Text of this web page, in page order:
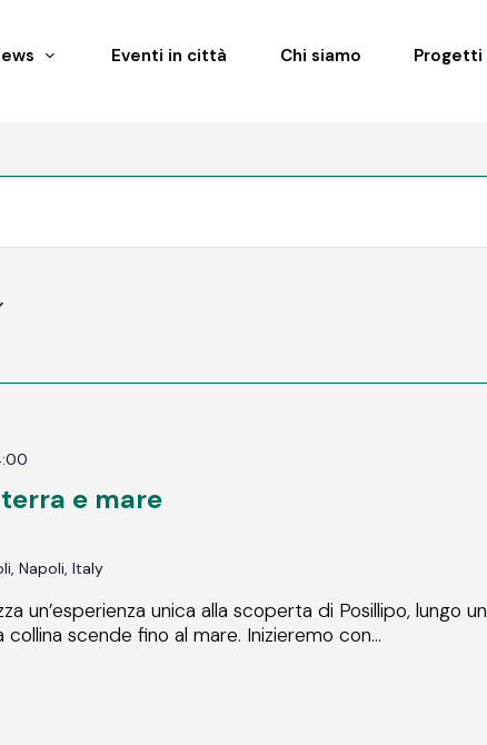
Eventi in città Chi siamo Progetti
e mare
Napoli, Italy
un’esperienza unica alla scoperta di Posillipo, lungo un
scende fino al mare. Inizieremo con...